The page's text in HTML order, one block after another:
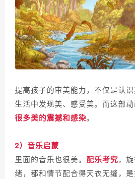
提高孩子的审美能力，不仅是认
生活中发现美、感受美。而这部
很多美的震撼和感染。
2）音乐启蒙
里面的音乐也很美。 配乐考究，
绪，都和情节配合得天衣无缝，